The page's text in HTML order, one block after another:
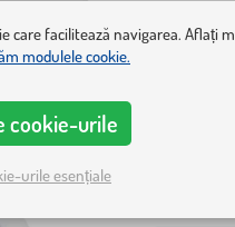
Te vei
care facilitează navigarea. Aflați
modulele cookie.
cookie-urile
urile esențiale